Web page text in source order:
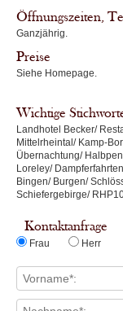
Öffnungszeiten,
Ganzjährig.
Preise
Siehe Homepage.
Wichtige
Landhotel Becker/
Mittelrheintal/ Kamp-
Übernachtung/
Loreley/
Bingen/ Burgen/
Schiefergebirge/
Kontaktanfrage
Frau Herr